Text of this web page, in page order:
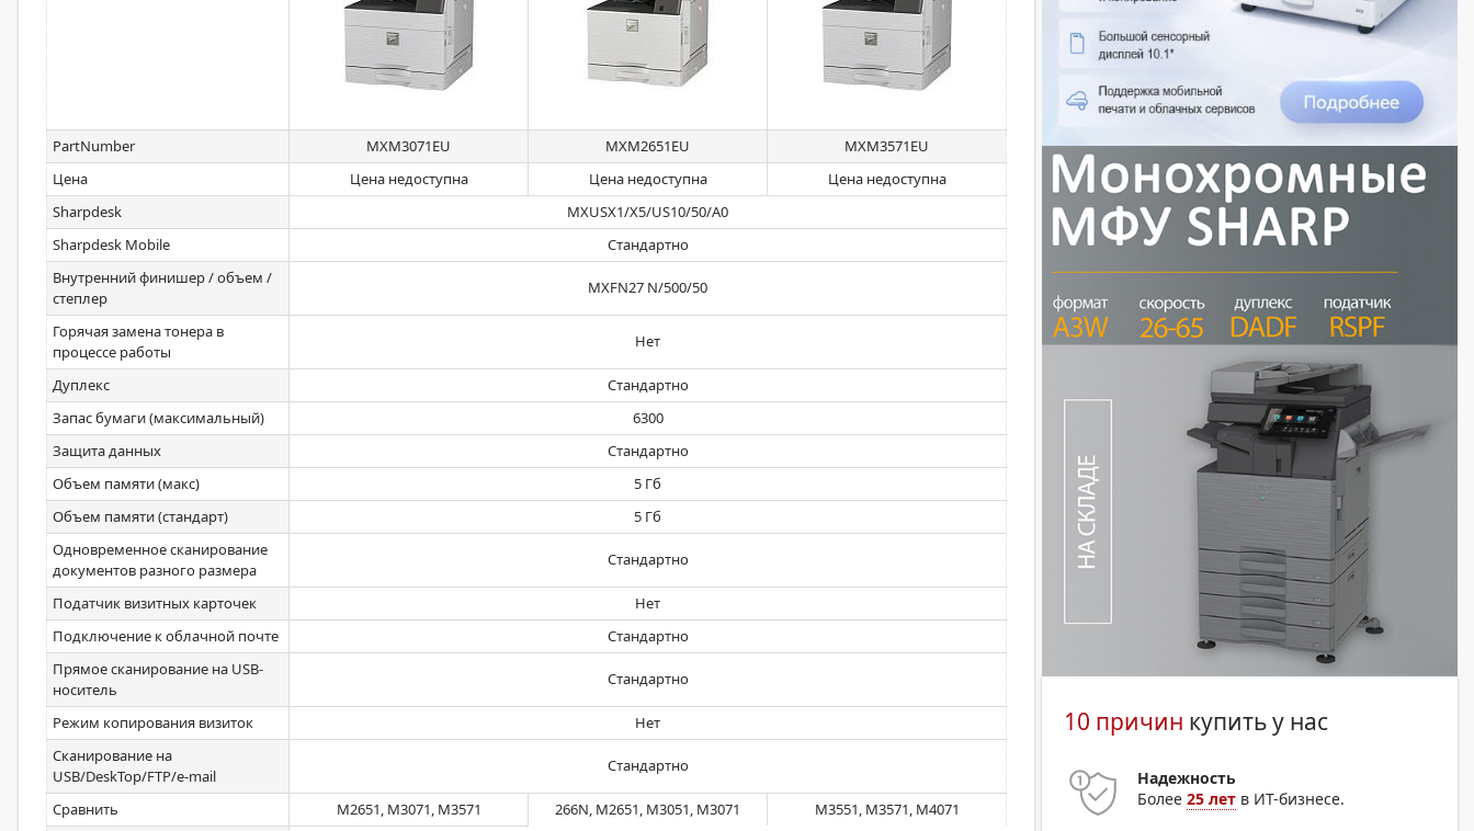
PartNumber MXM3071EU MXM2651EU
MXM3571EU
Цена
Цена недоступна Цена недоступна
Цена недоступна
Sharpdesk
MXUSX1/X5/US10/50/A0
Sharpdesk Mobile
Стандартно
Внутренний финишер / объем /
степлер
MXFN27 N/500/50
Горячая замена тонера в
процессе работы
Нет
Дуплекс
Стандартно
Запас бумаги (максимальный)
6300
Защита данных
Стандартно
Объем памяти (макс)
5 Гб
Объем памяти (стандарт)
5 Гб
Одновременное сканирование
документов разного размера
Стандартно
Податчик визитных карточек
Нет
Подключение к облачной почте
Стандартно
Прямое сканирование на USB-
носитель
Стандартно
Режим копирования визиток
Нет
Сканирование на
USB/DeskTop/FTP/e-mail
Стандартно
Сравнить M2651, M3071, M3571 266N, M2651, M3051, M3071
M3551, M3571, M4071
10 причин купить у нас
Надежность
Более25 лет в ИТ-бизнесе.